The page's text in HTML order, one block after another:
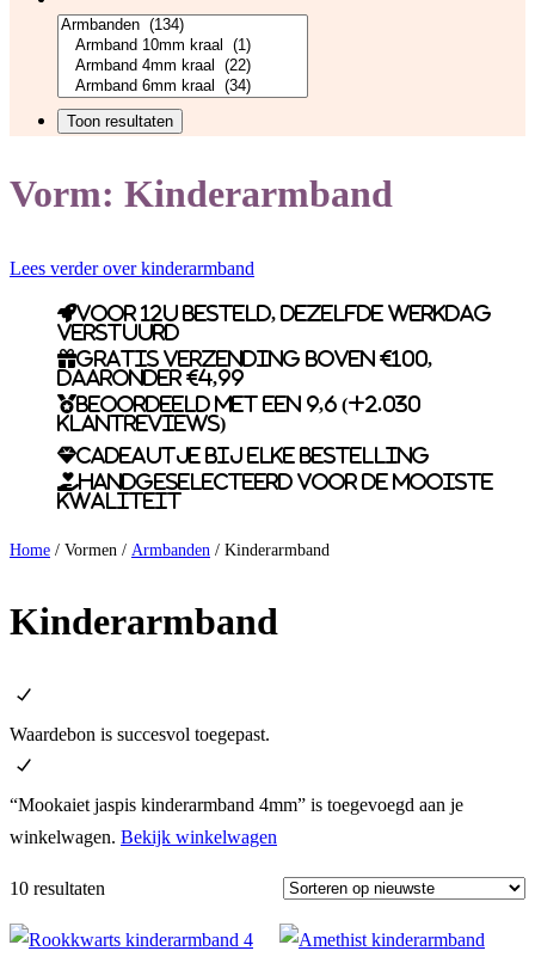
Vorm: Kinderarmband
Lees verder over kinderarmband
Voor 12u besteld, dezelfde werkdag
verstuurd
Gratis verzending boven €100,
daaronder €4,99
Beoordeeld met een 9,6 (+2.030
klantreviews)
Cadeautje bij elke bestelling
Handgeselecteerd voor de mooiste
kwaliteit
Home / Vormen / Armbanden / Kinderarmband
Kinderarmband
Waardebon is succesvol toegepast.
“Mookaiet jaspis kinderarmband 4mm” is toegevoegd aan je
winkelwagen. Bekijk winkelwagen
10 resultaten